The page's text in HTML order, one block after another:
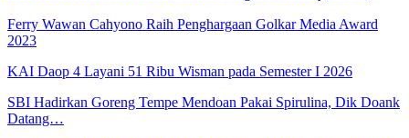
Ferry Wawan Cahyono Raih Penghargaan Golkar Media Award
2023
KAI Daop 4 Layani 51 Ribu Wisman pada Semester I 2026
SBI Hadirkan Goreng Tempe Mendoan Pakai Spirulina, Dik Doank
Datang…